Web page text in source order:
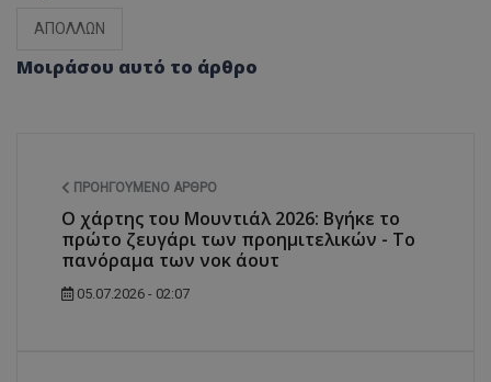
ΑΠΟΛΛΩΝ
Μοιράσου αυτό το άρθρο
ΠΡΟΗΓΟΎΜΕΝΟ ΆΡΘΡΟ
Ο χάρτης του Μουντιάλ 2026: Βγήκε το
πρώτο ζευγάρι των προημιτελικών - Το
πανόραμα των νοκ άουτ
05.07.2026 - 02:07